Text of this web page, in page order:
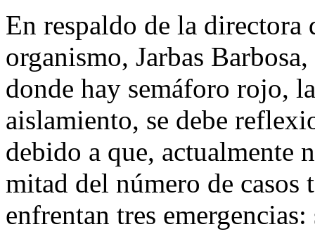
En respaldo de la
organismo, Jarbas
donde hay semáforo rojo,
aislamiento, se debe
debido a que, actualmente
mitad del número de casos
enfrentan tres